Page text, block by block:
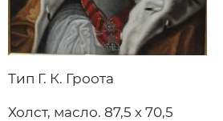
Тип Г. К. Гроота
Холст, масло. 87,5 х 70,5